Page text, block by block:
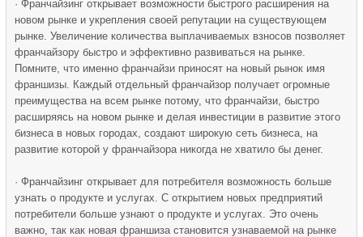
· Франчайзинг открывает возможности быстрого расширения на
новом рынке и укрепления своей репутации на существующем
рынке. Увеличение количества выплачиваемых взносов позволяет
франчайзору быстро и эффективно развиваться на рынке.
Помните, что именно франчайзи приносят на новый рынок имя
франшизы. Каждый отдельный франчайзор получает огромные
преимущества на всем рынке потому, что франчайзи, быстро
расширяясь на новом рынке и делая инвестиции в развитие этого
бизнеса в новых городах, создают широкую сеть бизнеса, на
развитие которой у франчайзора никогда не хватило бы денег.
· Франчайзинг открывает для потребителя возможность больше
узнать о продукте и услугах. С открытием новых предприятий
потребители больше узнают о продукте и услугах. Это очень
важно, так как новая франшиза становится узнаваемой на рынке